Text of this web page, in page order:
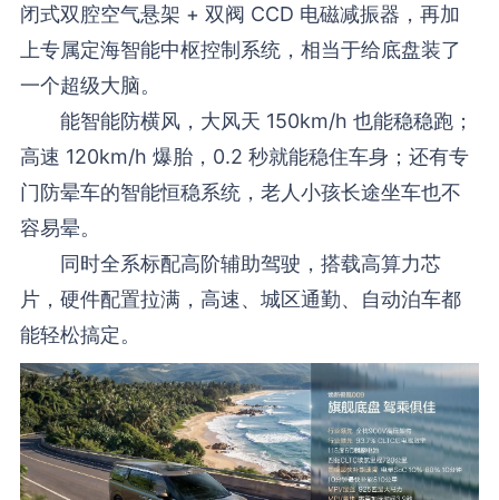
闭式双腔空气悬架 + 双阀 CCD 电磁减振器，再加
上专属定海智能中枢控制系统，相当于给底盘装了
一个超级大脑。
能智能防横风，大风天 150km/h 也能稳稳跑；
高速 120km/h 爆胎，0.2 秒就能稳住车身；还有专
门防晕车的智能恒稳系统，老人小孩长途坐车也不
容易晕。
同时全系标配高阶辅助驾驶，搭载高算力芯
片，硬件配置拉满，高速、城区通勤、自动泊车都
能轻松搞定。